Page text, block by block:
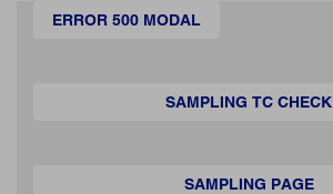
ERROR 500 MODAL
SAMPLING TC CHECK
SAMPLING PAGE